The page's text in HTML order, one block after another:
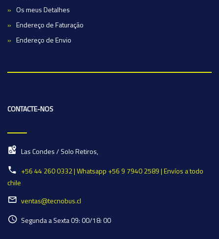
Os meus Detalhes
Endereço de Faturação
Endereço de Envio
CONTACTE-NOS
Las Condes / Solo Retiros,
+56 44 260 0332 | Whatsapp +56 9 7940 2589 | Envíos a todo
chile
ventas@tecnobus.cl
Segunda a Sexta 09: 00/18: 00